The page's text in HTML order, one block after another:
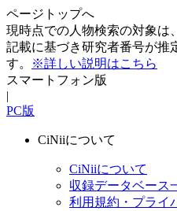
ページトップへ
現時点での人物検索の対象は
記載に基づき研究者番号が推
す。
※詳しい説明はこちら
スマートフォン版
|
PC版
CiNiiについて
CiNiiについて
収録データベース
利用規約・プライ